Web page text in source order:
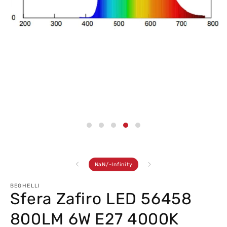
NaN/ de
-Infinity
BEGHELLI
Sfera Zafiro LED 56458
800LM 6W E27 4000K